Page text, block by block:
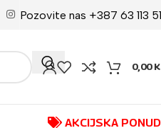
Pozovite nas +387 63 113
0,00
AKCIJSKA